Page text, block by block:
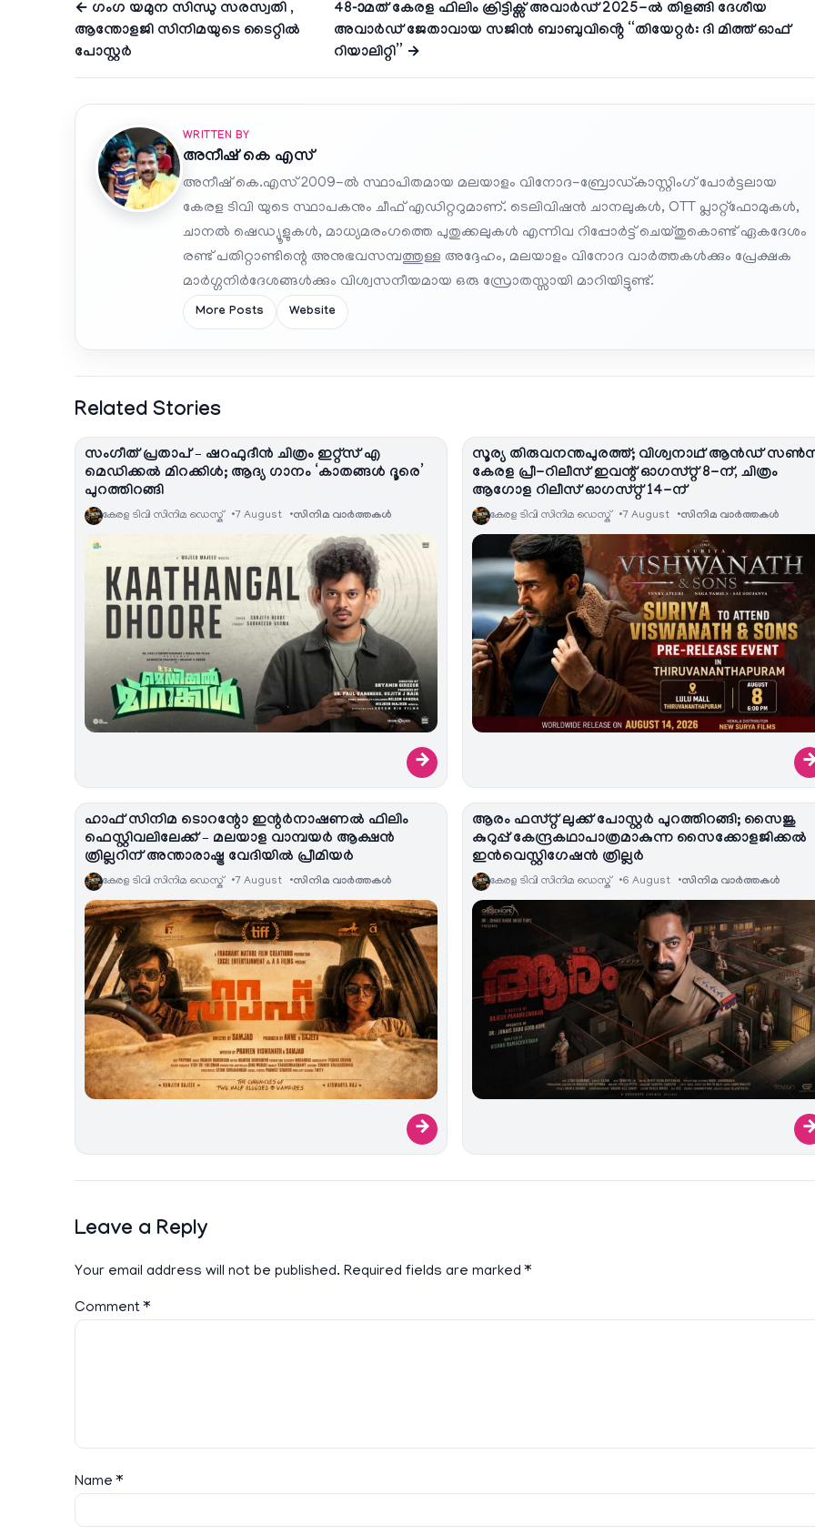
← ഗംഗ യമുന സിന്ധു സരസ്വതി ,
ആന്തോളജി സിനിമയുടെ ടൈറ്റിൽ
പോസ്റ്റർ
48-ാമത് കേരള ഫിലിം ക്രിട്ടിക്സ് അവാർഡ് 2025-ൽ തിളങ്ങി ദേശീയ
അവാർഡ് ജേതാവായ സജിൻ ബാബുവിൻ്റെ “തിയേറ്റർ: ദി മിത്ത് ഓഫ്
റിയാലിറ്റി” →
WRITTEN BY
അനീഷ്‌ കെ എസ്
അനീഷ് കെ.എസ് 2009-ൽ സ്ഥാപിതമായ മലയാളം വിനോദ-ബ്രോഡ്കാസ്റ്റിംഗ് പോർട്ടലായ
കേരള ടിവി യുടെ സ്ഥാപകനും ചീഫ് എഡിറ്ററുമാണ്. ടെലിവിഷൻ ചാനലുകൾ, OTT പ്ലാറ്റ്‌ഫോമുകൾ,
ചാനൽ ഷെഡ്യൂളുകൾ, മാധ്യമരംഗത്തെ പുതുക്കലുകൾ എന്നിവ റിപ്പോർട്ട് ചെയ്തുകൊണ്ട് ഏകദേശം
രണ്ട് പതിറ്റാണ്ടിന്റെ അനുഭവസമ്പത്തുള്ള അദ്ദേഹം, മലയാളം വിനോദ വാർത്തകൾക്കും പ്രേക്ഷക
മാർഗ്ഗനിർദേശങ്ങൾക്കും വിശ്വസനീയമായ ഒരു സ്രോതസ്സായി മാറിയിട്ടുണ്ട്.
More Posts Website
Related Stories
സംഗീത് പ്രതാപ് – ഷറഫുദീൻ ചിത്രം ഇറ്റ്സ് എ
മെഡിക്കൽ മിറക്കിൾ; ആദ്യ ഗാനം ‘കാതങ്ങൾ ദൂരെ’
പുറത്തിറങ്ങി
കേരള ടിവി സിനിമ ഡെസ്ക് 7 August സിനിമ വാര്‍ത്തകള്‍
→
സൂര്യ തിരുവനന്തപുരത്ത്; വിശ്വനാഥ് ആൻഡ്
കേരള പ്രീ-റിലീസ് ഇവന്റ് ഓഗസ്റ്റ് 8-ന്, ചിത്രം
ആഗോള റിലീസ് ഓഗസ്റ്റ് 14-ന്
കേരള ടിവി സിനിമ ഡെസ്ക് 7 August സിനിമ വാര്‍ത്തകള്‍
ഹാഫ് സിനിമ ടൊറന്റോ ഇന്റർനാഷണൽ ഫിലിം
ഫെസ്റ്റിവലിലേക്ക് – മലയാള വാമ്പയർ ആക്ഷൻ
ത്രില്ലറിന് അന്താരാഷ്ട്ര വേദിയിൽ പ്രീമിയർ
കേരള ടിവി സിനിമ ഡെസ്ക് 7 August സിനിമ വാര്‍ത്തകള്‍
→
ആരം ഫസ്റ്റ് ലുക്ക് പോസ്റ്റർ പുറത്തിറങ്ങി; സൈജു
കുറുപ്പ് കേന്ദ്രകഥാപാത്രമാകുന്ന സൈക്കോളജിക്കൽ
ഇൻവെസ്റ്റിഗേഷൻ ത്രില്ലർ
കേരള ടിവി സിനിമ ഡെസ്ക് 6 August സിനിമ വാര്‍ത്തകള്‍
Leave a Reply
Your email address will not be published. Required fields are marked*
Comment*
Name*